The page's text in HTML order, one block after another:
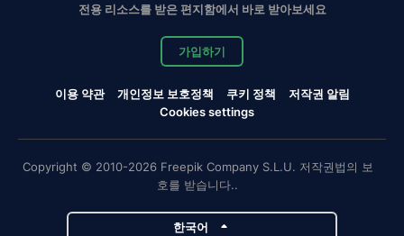
전용 리소스를 받은 편지함에서 바로 받아보세요
가입하기
이용 약관 개인정보 보호정책 쿠키 정책
저작권 알림
Cookies settings
Copyright © 2010-2026 Freepik Company S.L.U. 저작권법의 보
호를 받습니다..
한국어